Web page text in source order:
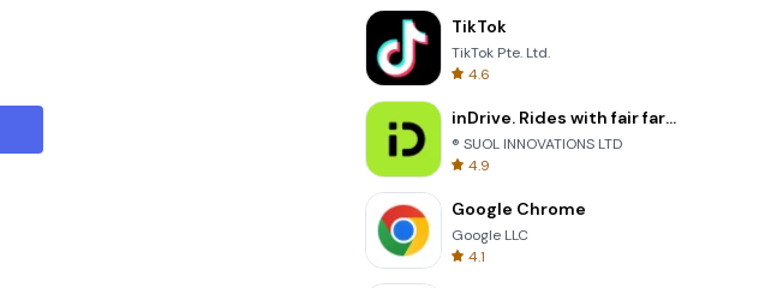
TikTok
TikTok Pte. Ltd.
4.6
inDrive. Rides with fair fares
® SUOL INNOVATIONS LTD
4.9
Google Chrome
Google LLC
4.1